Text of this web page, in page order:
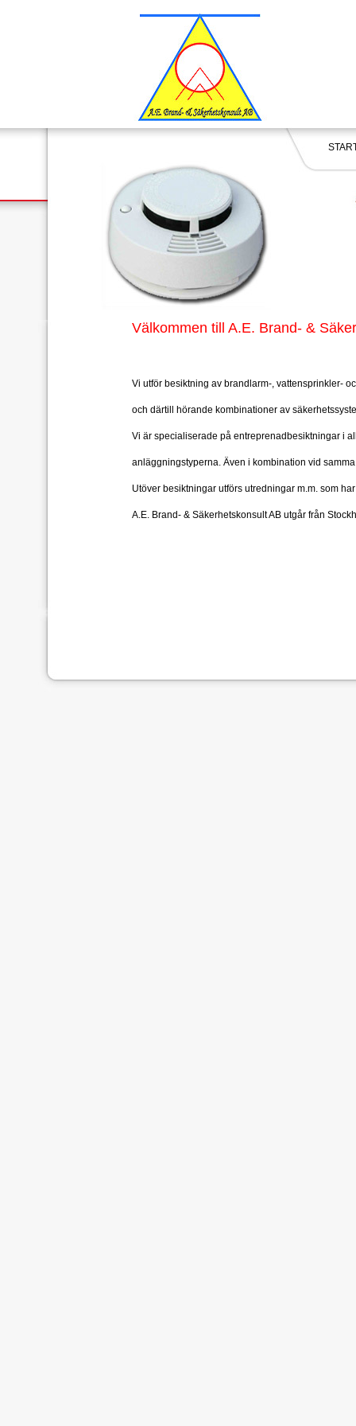
Välkommen till A.E. Brand- &
Vi utför besiktning av brandlarm-, vattensprinkler-
och därtill hörande kombinationer av
Vi är specialiserade på entreprenadbesiktningar i
anläggningstyperna. Även i kombination vid
Utöver besiktningar utförs utredningar m.m. som
A.E. Brand- & Säkerhetskonsult AB utgår från